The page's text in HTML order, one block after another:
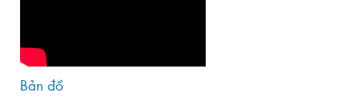
Bản đồ